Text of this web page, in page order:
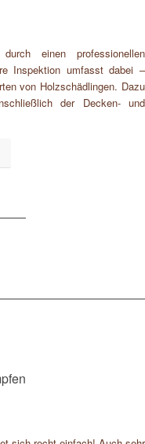
einen professionellen
Inspektion umfasst dabei –
von Holzschädlingen. Dazu
der Decken- und